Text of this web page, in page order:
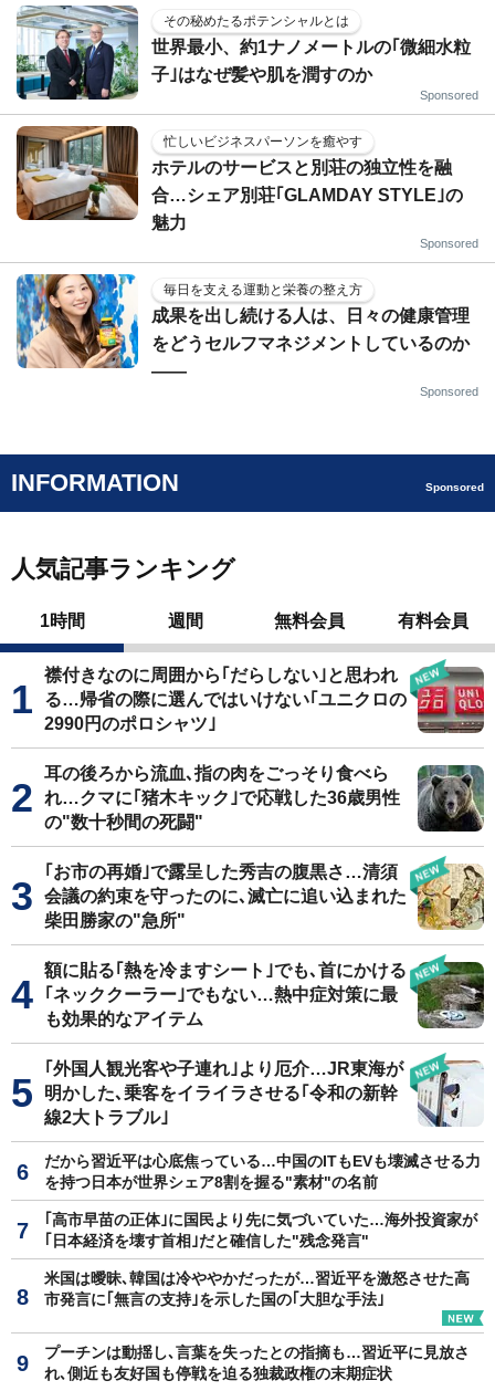
その秘めたるポテンシャルとは
世界最小、約1ナノメートルの｢微細水粒
子｣はなぜ髪や肌を潤すのか
Sponsored
忙しいビジネスパーソンを癒やす
ホテルのサービスと別荘の独立性を融
合…シェア別荘｢GLAMDAY STYLE｣の
魅力
Sponsored
毎日を支える運動と栄養の整え方
成果を出し続ける人は、日々の健康管理
をどうセルフマネジメントしているのか
——
Sponsored
INFORMATION Sponsored
人気記事ランキング
1時間 週間 無料会員 有料会員
襟付きなのに周囲から｢だらしない｣と思われ
る…帰省の際に選んではいけない｢ユニクロの
2990円のポロシャツ｣
耳の後ろから流血､指の肉をごっそり食べら
れ…クマに｢猪木キック｣で応戦した36歳男性
の"数十秒間の死闘"
｢お市の再婚｣で露呈した秀吉の腹黒さ…清須
会議の約束を守ったのに､滅亡に追い込まれた
柴田勝家の"急所"
額に貼る｢熱を冷ますシート｣でも､首にかける
｢ネッククーラー｣でもない…熱中症対策に最
も効果的なアイテム
｢外国人観光客や子連れ｣より厄介…JR東海が
明かした､乗客をイライラさせる｢令和の新幹
線2大トラブル｣
だから習近平は心底焦っている…中国のITもEVも壊滅させる力
を持つ日本が世界シェア8割を握る"素材"の名前
｢高市早苗の正体｣に国民より先に気づいていた…海外投資家が
｢日本経済を壊す首相｣だと確信した"残念発言"
米国は曖昧､韓国は冷ややかだったが…習近平を激怒させた高
市発言に｢無言の支持｣を示した国の｢大胆な手法｣
プーチンは動揺し､言葉を失ったとの指摘も…習近平に見放さ
れ､側近も友好国も停戦を迫る独裁政権の末期症状